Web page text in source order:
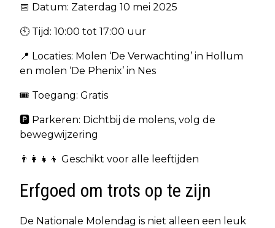
📅 Datum: Zaterdag 10 mei 2025
🕙 Tijd: 10:00 tot 17:00 uur
📍 Locaties: Molen ‘De Verwachting’ in Hollum
en molen ‘De Phenix’ in Nes
🎟️ Toegang: Gratis
🅿️ Parkeren: Dichtbij de molens, volg de
bewegwijzering
👨‍👩‍👧‍👦 Geschikt voor alle leeftijden
Erfgoed om trots op te zijn
De Nationale Molendag is niet alleen een leuk